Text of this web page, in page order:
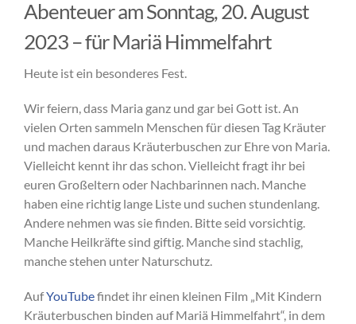
Abenteuer am Sonntag, 20. August
2023 – für Mariä Himmelfahrt
Heute ist ein besonderes Fest.
Wir feiern, dass Maria ganz und gar bei Gott ist. An
vielen Orten sammeln Menschen für diesen Tag Kräuter
und machen daraus Kräuterbuschen zur Ehre von Maria.
Vielleicht kennt ihr das schon. Vielleicht fragt ihr bei
euren Großeltern oder Nachbarinnen nach. Manche
haben eine richtig lange Liste und suchen stundenlang.
Andere nehmen was sie finden. Bitte seid vorsichtig.
Manche Heilkräfte sind giftig. Manche sind stachlig,
manche stehen unter Naturschutz.
AufYouTubefindet ihr einen kleinen Film „Mit Kindern
Kräuterbuschen binden auf Mariä Himmelfahrt“, in dem